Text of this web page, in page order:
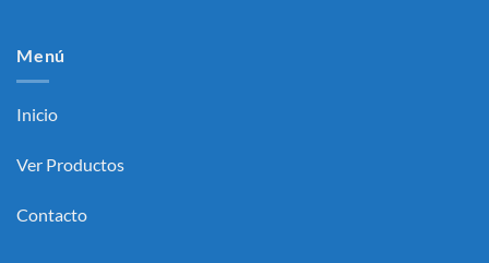
Menú
Inicio
Ver Productos
Contacto